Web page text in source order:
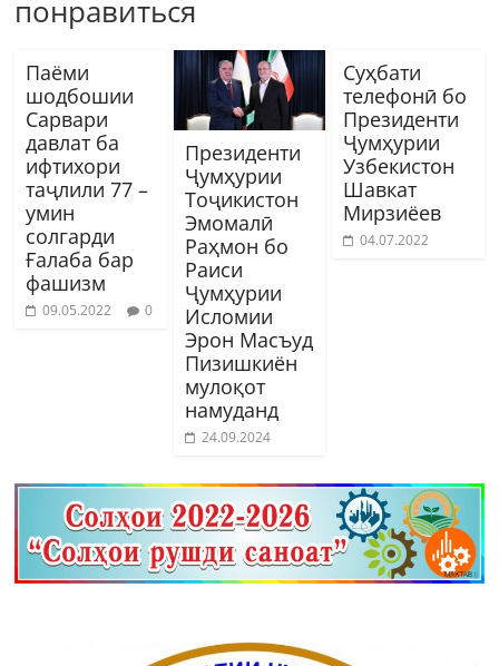
понравиться
Паёми
шодбошии
Сарвари
давлат ба
ифтихори
таҷлили 77 –
умин
солгарди
Ғалаба бар
фашизм
09.05.2022 0
Президенти
Ҷумҳурии
Тоҷикистон
Эмомалӣ
Раҳмон бо
Раиси
Ҷумҳурии
Исломии
Эрон Масъуд
Пизишкиён
мулоқот
намуданд
24.09.2024
Суҳбати
телефонӣ бо
Президенти
Ҷумҳурии
Узбекистон
Шавкат
Мирзиёев
04.07.2022